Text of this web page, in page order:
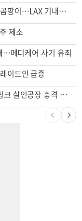
탄 세일’
제소
메디케어 사기 유죄
이드인 급증
“그랜저 탄 부부 팔다리 잘랐다”…핑크 살인공장 충격 실체